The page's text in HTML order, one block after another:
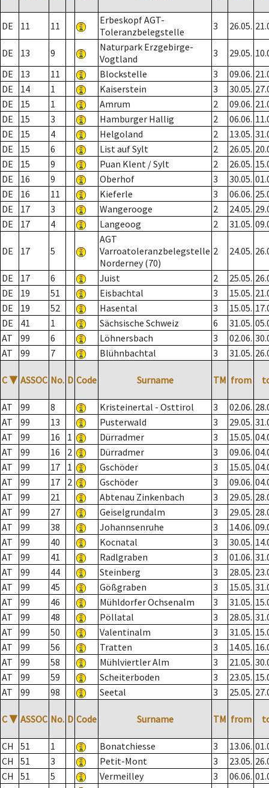
DE 11 11
Erbeskopf AGT-
Toleranzbelegstelle
3 26.05.
DE 13 9
Naturpark Erzgebirge-
Vogtland
3 29.05.
DE
13 11 Blockstelle 3 09.06.
DE
14 1 Kaiserstein 3 30.05.
DE
15 1 Amrum 2 09.06.
DE
15 3 Hamburger Hallig 2 06.06.
DE
15 4 Helgoland 2 13.05.
DE
15 6 List auf Sylt 2 26.05.
DE
15 9 Puan Klent / Sylt 2 26.05.
DE
16 9 Oberhof 3 30.05.
DE
16 11 Kieferle 3 06.06.
DE
17 3 Wangerooge 2 24.05.
DE
17 4 Langeoog 2 31.05.
DE 17 5
AGT
Varroatoleranzbelegstelle
Norderney (70)
2 24.05.
DE 17 6 Juist 2 25.05.
DE
19 51 Eisbachtal 3 15.05.
DE
19 52 Hasental 3 15.05.
DE
41 1 Sächsische Schweiz 6 31.05.
AT
99 6 Löhnersbach 3 02.06.
AT
99 7 Blühnbachtal 3 31.05.
C ▼ ASSOC No. D Code Surname TM from
AT 99 8 Kristeinertal - Osttirol 3 02.06.
AT
99 13 Pusterwald 3 29.05.
AT
99 16 1 Dürradmer 3 15.05.
AT
99 16 2 Dürradmer 3 09.06.
AT
99 17 1 Gschöder 3 15.05.
AT
99 17 2 Gschöder 3 09.06.
AT
99 21 Abtenau Zinkenbach 3 29.05.
AT
99 27 Geiselgrundalm 3 29.05.
AT
99 38 Johannsenruhe 3 14.06.
AT
99 40 Kocnatal 3 30.05.
AT
99 41 Radlgraben 3 01.06.
AT
99 44 Steinberg 3 28.05.
AT
99 45 Gößgraben 3 15.05.
AT
99 46 Mühldorfer Ochsenalm 3 31.05.
AT
99 48 Pöllatal 3 28.05.
AT
99 50 Valentinalm 3 31.05.
AT
99 56 Tratten 3 14.05.
AT
99 58 Mühlviertler Alm 3 21.05.
AT
99 59 Scheiterboden 3 23.05.
AT
99 98 Seetal 3 25.05.
C ▼ ASSOC No. D Code Surname TM from
CH 51 1 Bonatchiesse 3 13.06.
CH
51 3 Petit-Mont 3 23.05.
CH
51 5 Vermeilley 3 06.06.